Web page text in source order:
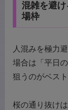
混雑を避
場枠
人混みを極力
場合は「平日
狙うのがベスト
桜の通り抜け